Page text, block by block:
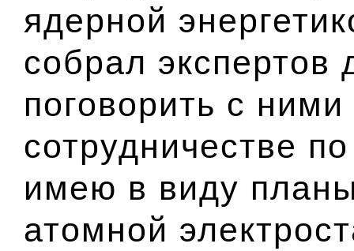
ядерной
собрал экспертов
поговорить с
сотрудничестве
имею в виду
атомной